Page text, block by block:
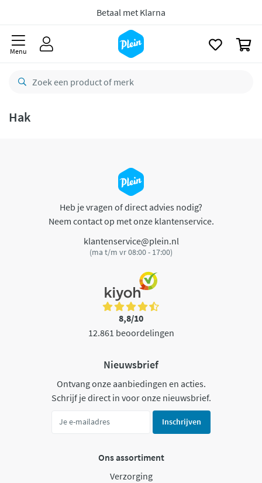
Betaal met Klarna
Menu
Hak
Heb je vragen of direct advies nodig?
Neem contact op met onze klantenservice.
klantenservice@plein.nl
(ma t/m vr 08:00 - 17:00)
8,8/10
12.861 beoordelingen
Nieuwsbrief
Ontvang onze aanbiedingen en acties.
Schrijf je direct in voor onze nieuwsbrief.
Inschrijven
Ons assortiment
Verzorging